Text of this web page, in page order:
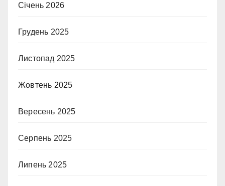
Січень 2026
Грудень 2025
Листопад 2025
Жовтень 2025
Вересень 2025
Серпень 2025
Липень 2025